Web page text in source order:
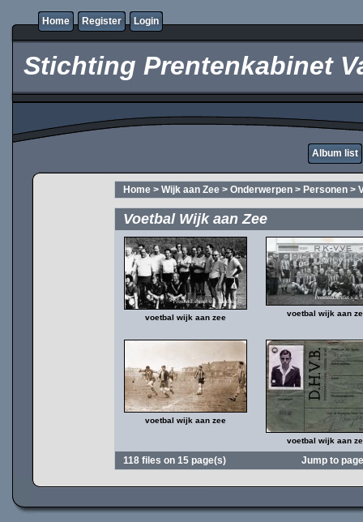
Home Register Login
Stichting Prentenkabinet
Album list
Home > Wijk aan Zee > Onderwerpen > Personen >
Voetbal Wijk aan Zee
voetbal wijk aan zee voetbal wijk aan
voetbal wijk aan zee
voetbal wijk aan
118 files on 15 page(s) Jump to